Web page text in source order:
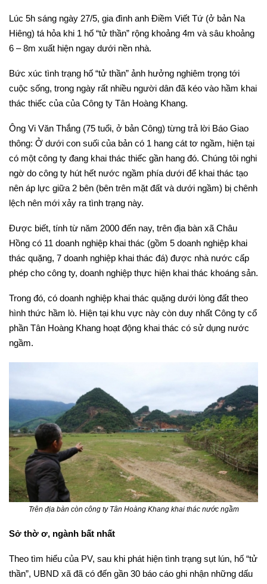
Lúc 5h sáng ngày 27/5, gia đình anh Điềm Viết Tứ (ở bản Na
Hiêng) tá hỏa khi 1 hố “tử thần” rộng khoảng 4m và sâu khoảng
6 – 8m xuất hiện ngay dưới nền nhà.
Bức xúc tình trạng hố “tử thần” ảnh hưởng nghiêm trọng tới
cuộc sống, trong ngày rất nhiều người dân đã kéo vào hầm khai
thác thiếc của của Công ty Tân Hoàng Khang.
Ông Vi Văn Thắng (75 tuổi, ở bản Công) từng trả lời Báo Giao
thông: Ở dưới con suối của bản có 1 hang cát tơ ngầm, hiện tại
có một công ty đang khai thác thiếc gần hang đó. Chúng tôi nghi
ngờ do công ty hút hết nước ngầm phía dưới để khai thác tạo
nên áp lực giữa 2 bên (bên trên mặt đất và dưới ngầm) bị chênh
lệch nên mới xảy ra tình trạng này.
Được biết, tính từ năm 2000 đến nay, trên địa bàn xã Châu
Hồng có 11 doanh nghiệp khai thác (gồm 5 doanh nghiệp khai
thác quặng, 7 doanh nghiệp khai thác đá) được nhà nước cấp
phép cho công ty, doanh nghiệp thực hiện khai thác khoáng sản.
Trong đó, có doanh nghiệp khai thác quặng dưới lòng đất theo
hình thức hầm lò. Hiện tại khu vực này còn duy nhất Công ty cổ
phần Tân Hoàng Khang hoạt động khai thác có sử dụng nước
ngầm.
Trên địa bàn còn công ty Tân Hoàng Khang khai thác nước ngầm
Sở thờ ơ, ngành bất nhất
Theo tìm hiểu của PV, sau khi phát hiện tình trạng sụt lún, hố “tử
thần”, UBND xã đã có đến gần 30 báo cáo ghi nhận những dấu